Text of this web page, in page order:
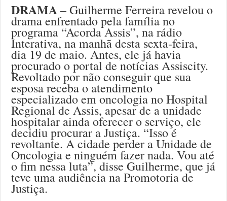
DRAMA– Guilherme Ferreira revelou o
drama enfrentado pela família no
programa “Acorda Assis”, na rádio
Interativa, na manhã desta sexta-feira,
dia 19 de maio. Antes, ele já havia
procurado o portal de notícias Assiscity.
Revoltado por não conseguir que sua
esposa receba o atendimento
especializado em oncologia no Hospital
Regional de Assis, apesar de a unidade
hospitalar ainda oferecer o serviço, ele
decidiu procurar a Justiça. “Isso é
revoltante. A cidade perder a Unidade de
Oncologia e ninguém fazer nada. Vou até
o fim nessa luta”, disse Guilherme, que já
teve uma audiência na Promotoria de
Justiça.